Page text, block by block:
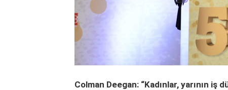
Colman Deegan: “Kadınlar, yarının iş